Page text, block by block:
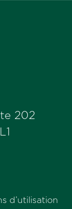
202
d’utilisation